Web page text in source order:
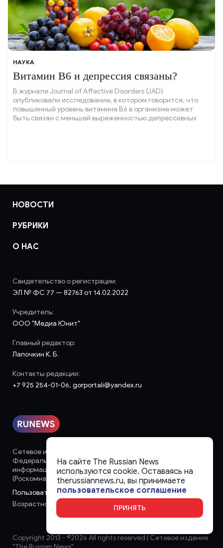
НАУКА
Витамин B6 и депрессия связаны?
В журнале Journal of Affective Disorders (JAD)
опубликовали исследование, в котором говорится, что
повышенный уровень витамина B6 в организме может
быть связан с меньшей выраженностью депрессивных
НОВОСТИ
РУБРИКИ
О НАС
Сетевое издание «runews» (18+) зарегистрировано в
Федеральной службе по надзору в сфере связи,
информационных технологий и массовых коммуникаций
(Роскомнадзор)
Пользовательское соглашение
Возрастное ограничение:
Свидетельство о регистрации:
ЭЛ № ФС 77 — 82763 от 14.02.2022
Учредитель:
ООО "Медиа Юнит"
Главный редактор:
Лапочкин К. Б.
Контакты редакции:
+7 925 254-01-06, gorportali@yandex.ru
Copyright 2013 - ©2026 All rights reserved | Сетевое издание
На сайте The Russian News
используются cookie. Оставаясь на
therussiannews.ru, вы принимаете
пользовательское соглашение
ПРИНЯТЬ